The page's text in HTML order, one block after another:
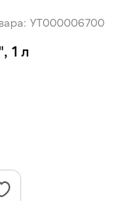
УТ000006700
1 л